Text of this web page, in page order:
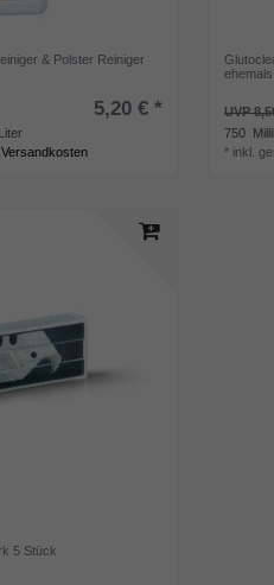
& Polster Reiniger
5,20 € *
Versandkosten
UVP
750
* inkl.
5 Stück